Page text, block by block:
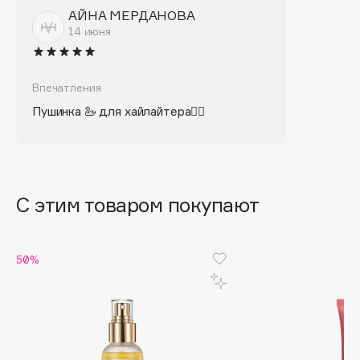
Biorepair
Blanx
BLOME
Boadicea The Victorious
Brunello Cucinelli
АЙНА МЕРДАНОВА
14 июня
Впечатления
Пушинка 🦢 для хайлайтера👌🏻
С этим товаром покупают
50%